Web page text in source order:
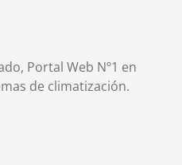
Portal Web Nº1 en
de climatización.